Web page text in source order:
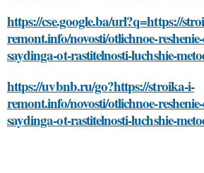
https://cse.google.ba/url?q=https://
remont.info/novosti/otlichnoe-
saydinga-ot-rastitelnosti-luchshie-
https://uvbnb.ru/go?https://stroika-i-
remont.info/novosti/otlichnoe-
saydinga-ot-rastitelnosti-luchshie-